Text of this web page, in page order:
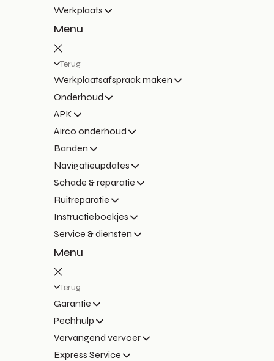
Werkplaats
Menu
Terug
Werkplaatsafspraak maken
Onderhoud
APK
Airco onderhoud
Banden
Navigatieupdates
Schade & reparatie
Ruitreparatie
Instructieboekjes
Service & diensten
Menu
Terug
Garantie
Pechhulp
Vervangend vervoer
Express Service